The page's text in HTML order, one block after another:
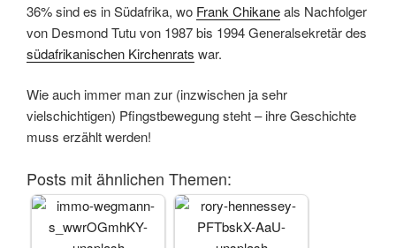
36% sind es in Südafrika, wo Frank Chikaneals Nachfolger
von Desmond Tutu von 1987 bis 1994 Generalsekretär des
südafrikanischen Kirchenrats war.
Wie auch immer man zur (inzwischen ja sehr
vielschichtigen) Pfingstbewegung steht – ihre Geschichte
muss erzählt werden!
Posts mit ähnlichen Themen: